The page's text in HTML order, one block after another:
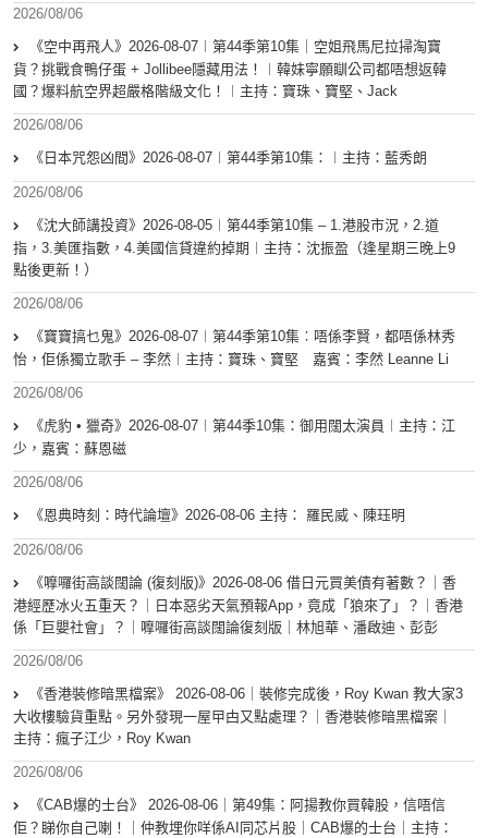
2026/08/06
《空中再飛人》2026-08-07︱第44季第10集｜空姐飛馬尼拉掃淘寶
貨？挑戰食鴨仔蛋 + Jollibee隱藏用法！︱韓妹寧願瞓公司都唔想返韓
國？爆料航空界超嚴格階級文化！︱主持：寶珠、寶堅、Jack
2026/08/06
《日本咒怨凶間》2026-08-07︱第44季第10集：︱主持：藍秀朗
2026/08/06
《沈大師講投資》2026-08-05︱第44季第10集 – 1.港股市況，2.道
指，3.美匯指數，4.美國信貸違約掉期︱主持：沈振盈（逢星期三晚上9
點後更新！）
2026/08/06
《寶寶搞乜鬼》2026-08-07︱第44季第10集︰唔係李賢，都唔係林秀
怡，佢係獨立歌手 – 李然︱主持：寶珠、寶堅 嘉賓：李然 Leanne Li
2026/08/06
《虎豹 • 獵奇》2026-08-07︱第44季10集：御用闊太演員︱主持：江
少，嘉賓：蘇恩磁
2026/08/06
《恩典時刻：時代論壇》2026-08-06 主持： 羅民威、陳珏明
2026/08/06
《嚤囉街高談闊論 (復刻版)》2026-08-06 借日元買美債有著數？｜香
港經歷冰火五重天？｜日本惡劣天氣預報App，竟成「狼來了」？｜香港
係「巨嬰社會」？｜嚤囉街高談闊論復刻版｜林旭華、潘啟迪、彭彭
2026/08/06
《香港裝修暗黑檔案》 2026-08-06｜裝修完成後，Roy Kwan 教大家3
大收樓驗貨重點。另外發現一屋曱甴又點處理？｜香港裝修暗黑檔案｜
主持：瘋子江少，Roy Kwan
2026/08/06
《CAB爆的士台》 2026-08-06｜第49集：阿揚教你買韓股，信唔信
佢？睇你自己喇！｜仲教埋你咩係AI同芯片股｜CAB爆的士台｜主持：